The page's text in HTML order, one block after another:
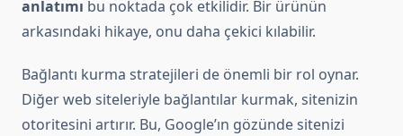
anlatımı bu noktada çok etkilidir. Bir ürünün
arkasındaki hikaye, onu daha çekici kılabilir.
Bağlantı kurma stratejileri de önemli bir rol oynar.
Diğer web siteleriyle bağlantılar kurmak, sitenizin
otoritesini artırır. Bu, Google’ın gözünde sitenizi